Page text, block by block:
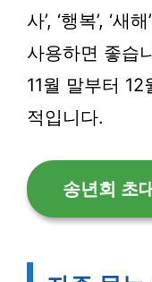
사’, ‘행복’, ‘
사용하면 좋습
11월 말부터
적입니다.
송년회 초